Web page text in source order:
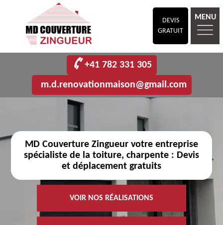
DEVIS
GRATUIT
MENU
+41 782 331 305
m.d.renovationmaison@gmail.com
MD Couverture Zingueur votre entreprise
spécialiste de la toiture, charpente : Devis
et déplacement gratuits
VOIR NOS RÉALISATIONS